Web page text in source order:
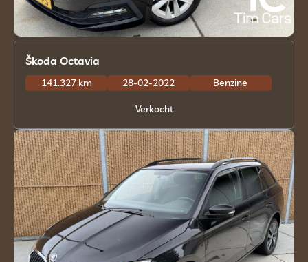
Škoda Octavia
141.327 km 28-02-2022 Benzine
Verkocht